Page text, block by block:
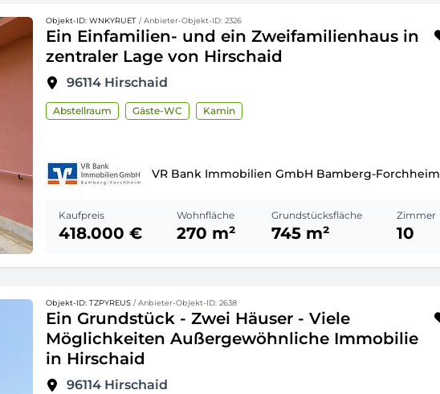
Objekt-ID: WNKYRUET / Anbieter-Objekt-ID: 2326
Ein Einfamilien- und ein Zweifamilienhaus in
zentraler Lage von Hirschaid
96114 Hirschaid
Abstellraum Gäste-WC Kamin
VR Bank Immobilien GmbH Bamberg-Forchheim
Kaufpreis
418.000 €
Wohnfläche
270 m²
Grundstücksfläche
745 m²
Zimmer
10
Objekt-ID: TZPYREUS / Anbieter-Objekt-ID: 2638
Ein Grundstück - Zwei Häuser - Viele
Möglichkeiten Außergewöhnliche Immobilie
in Hirschaid
96114 Hirschaid